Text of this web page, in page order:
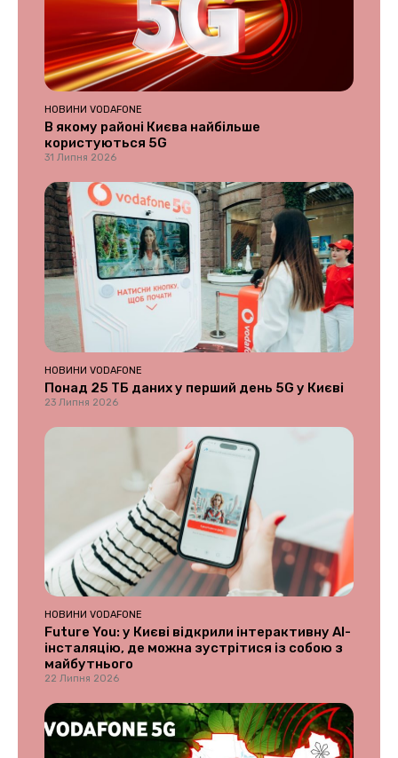
НОВИНИ VODAFONE
В якому районі Києва найбільше
користуються 5G
31 Липня 2026
НОВИНИ VODAFONE
Понад 25 ТБ даних у перший день 5G у Києві
23 Липня 2026
НОВИНИ VODAFONE
Future You: у Києві відкрили інтерактивну AI-
інсталяцію, де можна зустрітися із собою з
майбутнього
22 Липня 2026